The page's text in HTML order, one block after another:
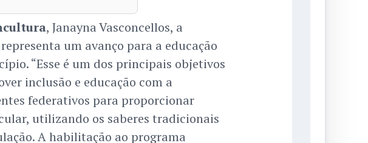
, Janayna Vasconcellos, a
um avanço para a educação
“Esse é um dos principais objetivos
inclusão e educação com a
federativos para proporcionar
utilizando os saberes tradicionais
A habilitação ao programa